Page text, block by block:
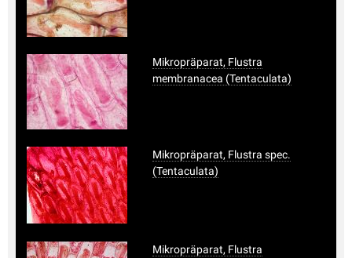
Mikropräparat, Flustra
membranacea (Tentaculata)
Mikropräparat, Flustra spec.
(Tentaculata)
Mikropräparat, Flustra